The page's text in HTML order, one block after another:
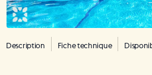
Description Fiche technique